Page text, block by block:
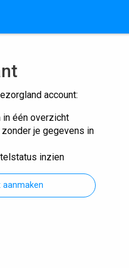
account:
één overzicht
je gegevens in
inzien